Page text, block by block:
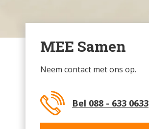
MEE Samen
Neem contact met ons op.
Bel 088 - 633 0633